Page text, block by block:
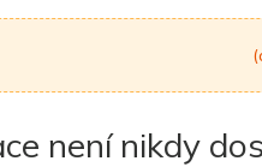
není nikdy